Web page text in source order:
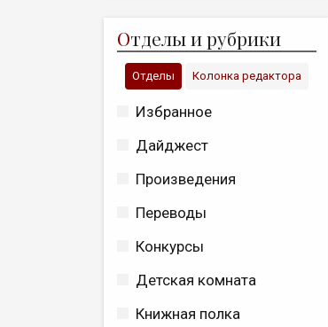
Отделы и рубрики
Отделы Колонка редактора
Избранное
Дайджест
Произведения
Переводы
Конкурсы
Детская комната
Книжная полка